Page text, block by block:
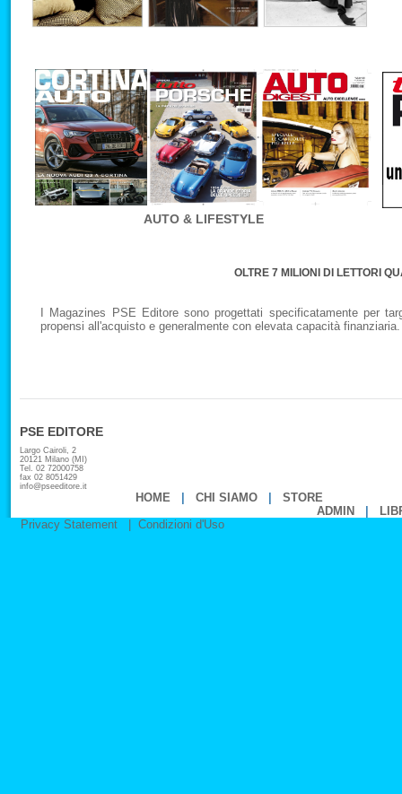
AUTO & LIFESTYLE
OLTRE 7 MILIONI DI LETTORI
I Magazines PSE Editore sono progettati specificatamente per
propensi all'acquisto e generalmente con elevata capacità finanziaria.
PSE EDITORE
Largo Cairoli, 2
20121 Milano (MI)
Tel. 02 72000758
fax 02 8051429
info@pseeditore.it
HOME| CHI SIAMO| STORE
ADMIN
Privacy Statement
Condizioni d'Uso